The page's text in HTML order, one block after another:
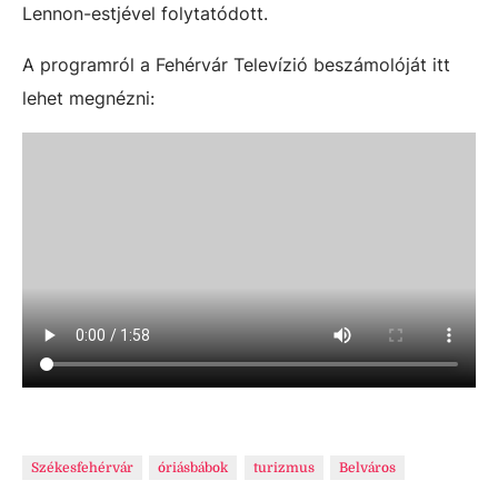
Lennon-estjével folytatódott.
A programról a Fehérvár Televízió beszámolóját itt
lehet megnézni:
Székesfehérvár óriásbábok turizmus Belváros